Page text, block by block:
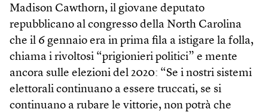
Madison Cawthorn, il giovane deputato
repubblicano al congresso della North Carolina
che il 6 gennaio era in prima fila a istigare la folla,
chiama i rivoltosi “prigionieri politici” e mente
ancora sulle elezioni del 2020: “Se i nostri sistemi
elettorali continuano a essere truccati, se si
continuano a rubare le vittorie, non potrà che